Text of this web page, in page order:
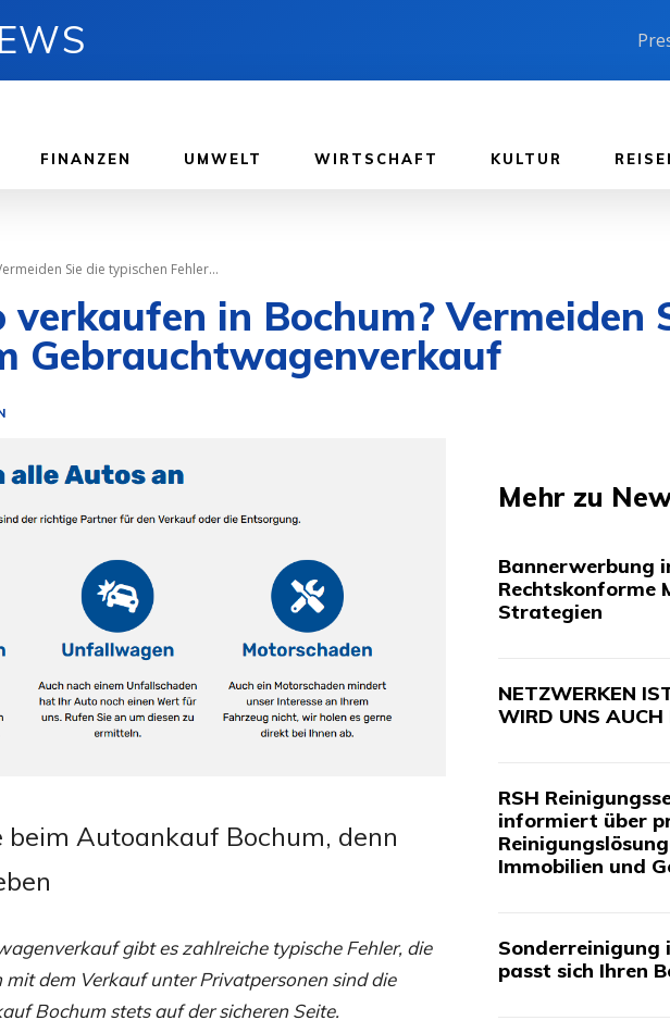
FINANZEN UMWELT WIRTSCHAFT KULTUR
Sie die typischen Fehler...
in Bochum? Vermeiden
Gebrauchtwagenverkauf
Autoankauf Bochum, denn
gibt es zahlreiche typische Fehler, die
dem Verkauf unter Privatpersonen sind die
Bochum stets auf der sicheren Seite.
Mehr zu
Bannerwerbung
Rechtskonforme
Strategien
NETZWERKEN
WIRD UNS AUCH
RSH
informiert über
Immobilien und
Sonderreinigung
passt sich Ihren